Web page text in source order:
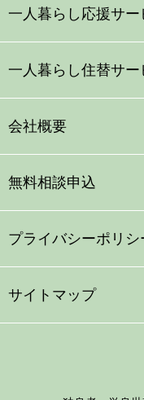
一人暮らし応援サー
一人暮らし住替サー
会社概要
無料相談申込
プライバシーポリシ
サイトマップ